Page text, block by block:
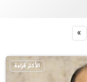
الأكثر قراءة